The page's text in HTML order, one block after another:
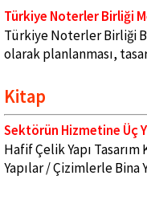
Türkiye Noterler Birliği
Türkiye Noterler Birliği
olarak planlanması,
Kitap
Sektörün Hizmetine Üç
Hafif Çelik Yapı
Yapılar / Çizimlerle Bina